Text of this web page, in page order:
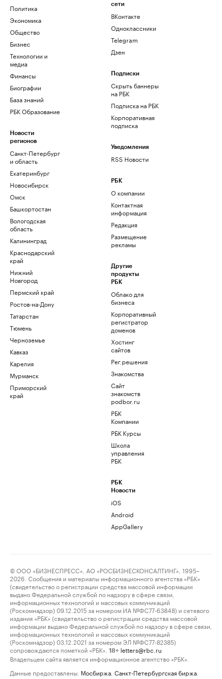
Политика
Экономика
Общество
Бизнес
Технологии и
медиа
Финансы
Биографии
База знаний
РБК Образование
Новости
регионов
Санкт-Петербург
и область
Екатеринбург
Новосибирск
Омск
Башкортостан
Вологодская
область
Калининград
Краснодарский
край
Нижний
Новгород
Пермский край
Ростов-на-Дону
Татарстан
Тюмень
Черноземье
Кавказ
Карелия
Мурманск
Приморский
край
сети
ВКонтакте
Одноклассники
Telegram
Дзен
Подписки
Скрыть баннеры
на РБК
Подписка на РБК
Корпоративная
подписка
Уведомления
RSS Новости
РБК
О компании
Контактная
информация
Редакция
Размещение
рекламы
Другие
продукты
РБК
Облако для
бизнеса
Корпоративный
регистратор
доменов
Хостинг
сайтов
Рег.решения
Знакомства
Сайт
знакомств
podbor.ru
РБК
Компании
РБК Курсы
Школа
управления
РБК
РБК
Новости
iOS
Android
AppGallery
© ООО «БИЗНЕСПРЕСС», АО «РОСБИЗНЕСКОНСАЛТИНГ», 1995–
2026. Сообщения и материалы информационного агентства «РБК»
(свидетельство о регистрации средства массовой информации
выдано Федеральной службой по надзору в сфере связи,
информационных технологий и массовых коммуникаций
(Роскомнадзор) 09.12.2015 за номером ИА №ФС77-63848) и сетевого
издания «РБК» (свидетельство о регистрации средства массовой
информации выдано Федеральной службой по надзору в сфере связи,
информационных технологий и массовых коммуникаций
(Роскомнадзор) 03.12.2021 за номером ЭЛ №ФС77-82385)
сопровождаются пометкой «РБК».
18+ letters@rbc.ru
Владельцем сайта является информационное агентство «РБК».
Данные предоставлены: Мосбиржа Санкт-Петербургская биржа